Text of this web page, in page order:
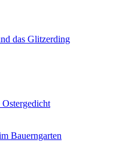
das Glitzerding
Bauerngarten